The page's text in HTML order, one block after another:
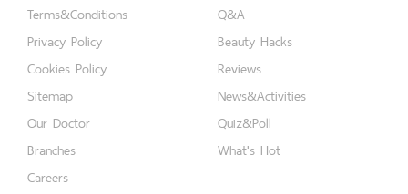
Terms&Conditions
Privacy Policy
Cookies Policy
Sitemap
Our Doctor
Branches
Careers
Q&A
Beauty Hacks
Reviews
News&Activities
Quiz&Poll
What's Hot